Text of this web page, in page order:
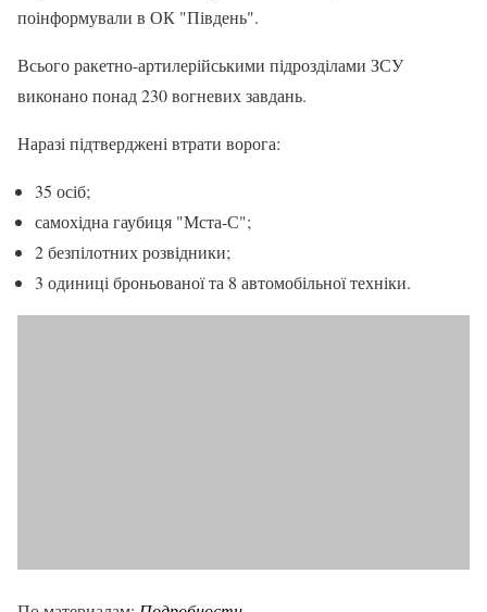
поінформували в ОК "Південь".
Всього ракетно-артилерійськими підрозділами ЗСУ
виконано понад 230 вогневих завдань.
Наразі підтверджені втрати ворога:
35 осіб;
самохідна гаубиця "Мста-С";
2 безпілотних розвідники;
3 одиниці броньованої та 8 автомобільної техніки.